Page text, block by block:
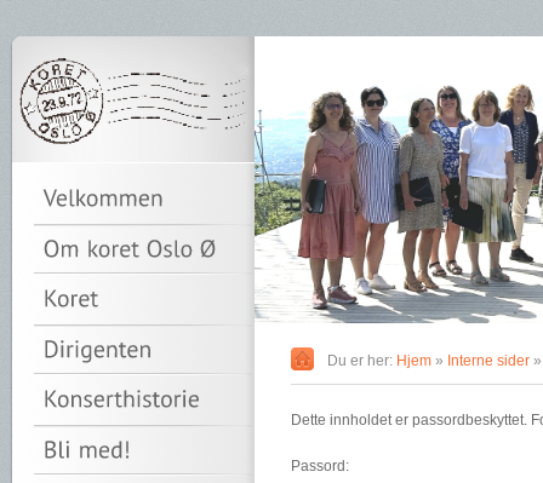
Du er her: Hjem » Interne sider
Dette innholdet er passordbeskyttet.
Passord: